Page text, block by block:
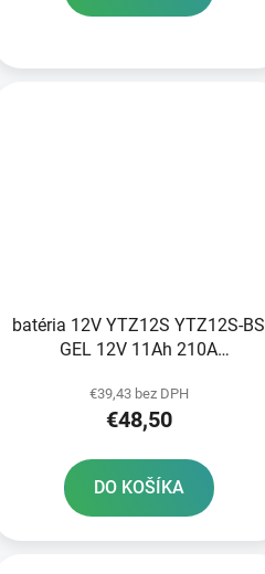
batéria 12V YTZ12S YTZ12S-BS
GEL 12V 11Ah 210A
150x88x110 A-TECH aktivovaná
z výroby
€39,43 bez DPH
€48,50
DO KOŠÍKA